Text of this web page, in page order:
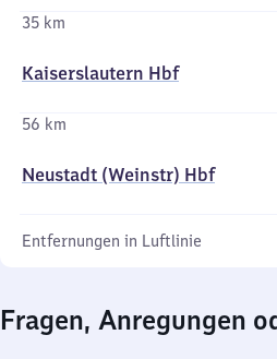
35 km
Kaiserslautern Hbf
56 km
Neustadt (Weinstr) Hbf
Entfernungen in Luftlinie
Fragen, Anregungen